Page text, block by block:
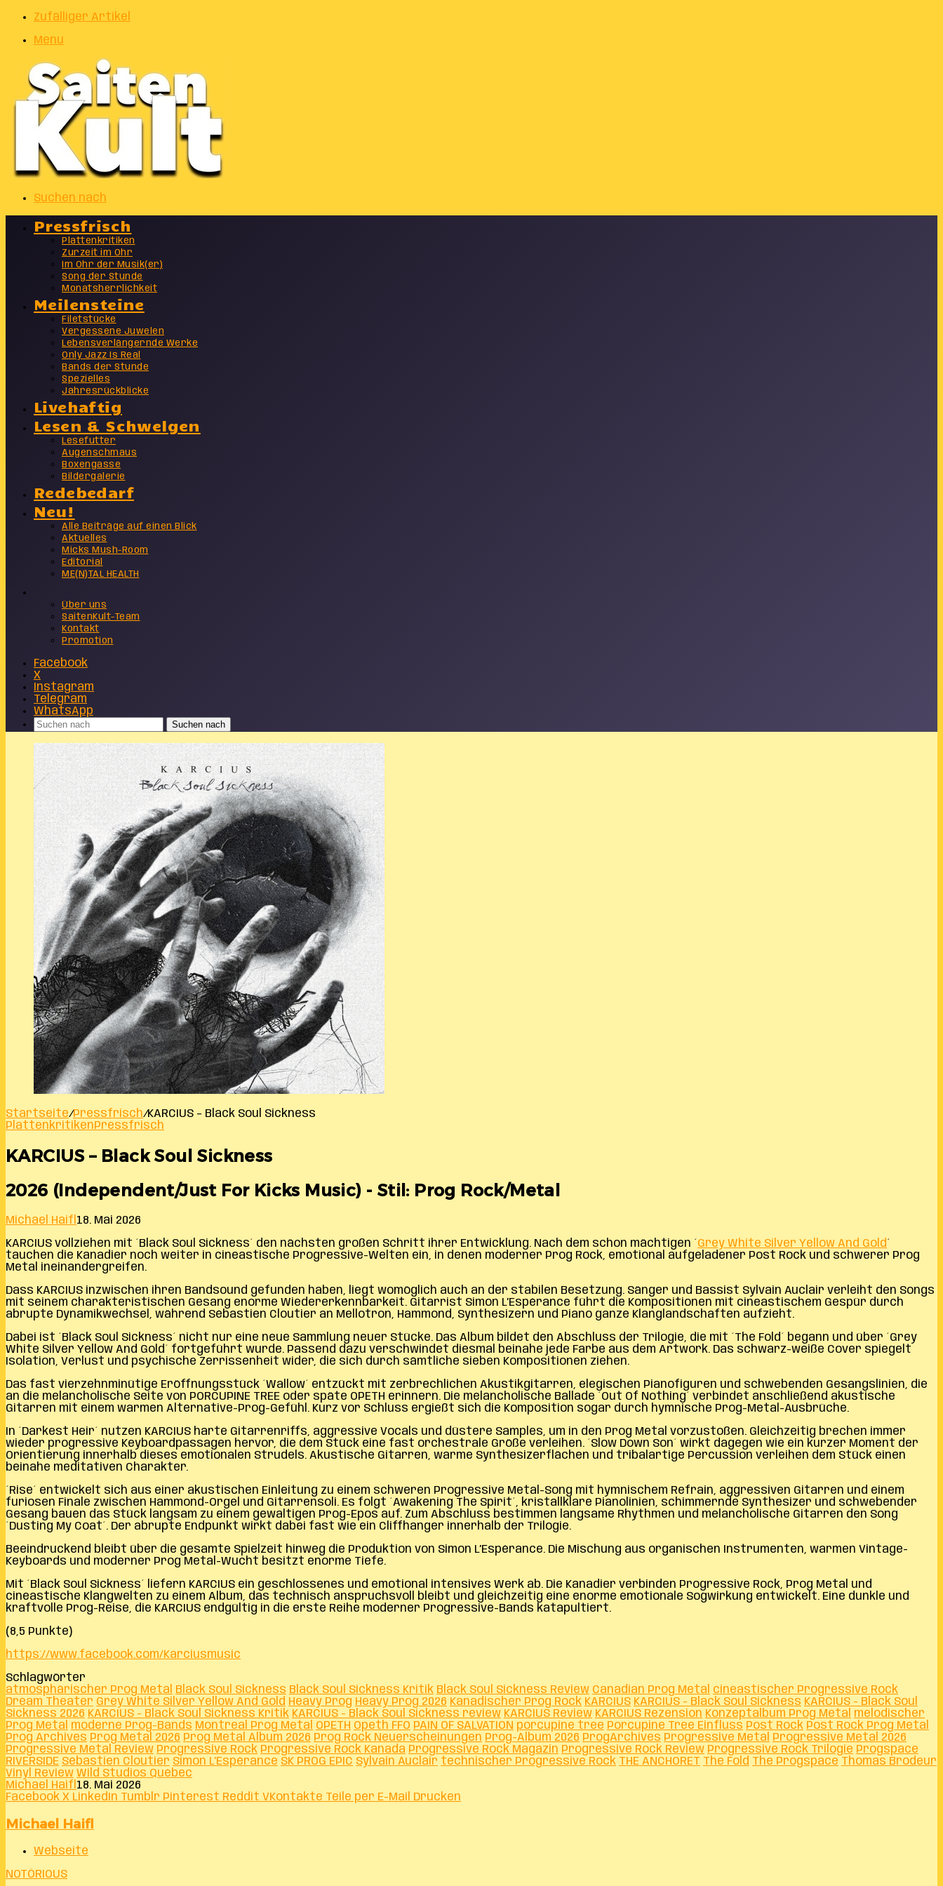
Zufälliger Artikel
Menu
Suchen nach
Pressfrisch
Plattenkritiken
Zurzeit im Ohr
Im Ohr der Musik(er)
Song der Stunde
Monatsherrlichkeit
Meilensteine
Filetstücke
Vergessene Juwelen
Lebensverlängernde Werke
Only Jazz Is Real
Bands der Stunde
Spezielles
Jahresrückblicke
Livehaftig
Lesen & Schwelgen
Lesefutter
Augenschmaus
Boxengasse
Bildergalerie
Redebedarf
Neu!
Alle Beiträge auf einen Blick
Aktuelles
Micks Mush-Room
Editorial
ME(N)TAL HEALTH
Über uns
SaitenKult-Team
Kontakt
Promotion
Facebook
X
Instagram
Telegram
WhatsApp
Suchen nach
Startseite/Pressfrisch/KARCIUS – Black Soul Sickness
PlattenkritikenPressfrisch
KARCIUS – Black Soul Sickness
2026 (Independent/Just For Kicks Music) - Stil: Prog Rock/Metal
Michael Haifl 18. Mai 2026
KARCIUS vollziehen mit ´Black Soul Sickness´ den nächsten großen Schritt ihrer Entwicklung. Nach dem schon mächtigen ´Grey White Silver Yellow And Gold´
tauchen die Kanadier noch weiter in cineastische Progressive-Welten ein, in denen moderner Prog Rock, emotional aufgeladener Post Rock und schwerer Prog
Metal ineinandergreifen.
Dass KARCIUS inzwischen ihren Bandsound gefunden haben, liegt womöglich auch an der stabilen Besetzung. Sänger und Bassist Sylvain Auclair verleiht den Songs
mit seinem charakteristischen Gesang enorme Wiedererkennbarkeit. Gitarrist Simon L’Espérance führt die Kompositionen mit cineastischem Gespür durch
abrupte Dynamikwechsel, während Sébastien Cloutier an Mellotron, Hammond, Synthesizern und Piano ganze Klanglandschaften aufzieht.
Dabei ist ´Black Soul Sickness´ nicht nur eine neue Sammlung neuer Stücke. Das Album bildet den Abschluss der Trilogie, die mit ´The Fold´ begann und über ´Grey
White Silver Yellow And Gold´ fortgeführt wurde. Passend dazu verschwindet diesmal beinahe jede Farbe aus dem Artwork. Das schwarz-weiße Cover spiegelt
Isolation, Verlust und psychische Zerrissenheit wider, die sich durch sämtliche sieben Kompositionen ziehen.
Das fast vierzehnminütige Eröffnungsstück ´Wallow´ entzückt mit zerbrechlichen Akustikgitarren, elegischen Pianofiguren und schwebenden Gesangslinien, die
an die melancholische Seite von PORCUPINE TREE oder späte OPETH erinnern. Die melancholische Ballade ´Out Of Nothing´ verbindet anschließend akustische
Gitarren mit einem warmen Alternative-Prog-Gefühl. Kurz vor Schluss ergießt sich die Komposition sogar durch hymnische Prog-Metal-Ausbrüche.
In ´Darkest Heir´ nutzen KARCIUS harte Gitarrenriffs, aggressive Vocals und düstere Samples, um in den Prog Metal vorzustoßen. Gleichzeitig brechen immer
wieder progressive Keyboardpassagen hervor, die dem Stück eine fast orchestrale Größe verleihen. ´Slow Down Son´ wirkt dagegen wie ein kurzer Moment der
Orientierung innerhalb dieses emotionalen Strudels. Akustische Gitarren, warme Synthesizerflächen und tribalartige Percussion verleihen dem Stück einen
beinahe meditativen Charakter.
´Rise´ entwickelt sich aus einer akustischen Einleitung zu einem schweren Progressive Metal-Song mit hymnischem Refrain, aggressiven Gitarren und einem
furiosen Finale zwischen Hammond-Orgel und Gitarrensoli. Es folgt ´Awakening The Spirit´, kristallklare Pianolinien, schimmernde Synthesizer und schwebender
Gesang bauen das Stück langsam zu einem gewaltigen Prog-Epos auf. Zum Abschluss bestimmen langsame Rhythmen und melancholische Gitarren den Song
´Dusting My Coat´. Der abrupte Endpunkt wirkt dabei fast wie ein Cliffhanger innerhalb der Trilogie.
Beeindruckend bleibt über die gesamte Spielzeit hinweg die Produktion von Simon L’Espérance. Die Mischung aus organischen Instrumenten, warmen Vintage-
Keyboards und moderner Prog Metal-Wucht besitzt enorme Tiefe.
Mit ´Black Soul Sickness´ liefern KARCIUS ein geschlossenes und emotional intensives Werk ab. Die Kanadier verbinden Progressive Rock, Prog Metal und
cineastische Klangwelten zu einem Album, das technisch anspruchsvoll bleibt und gleichzeitig eine enorme emotionale Sogwirkung entwickelt. Eine dunkle und
kraftvolle Prog-Reise, die KARCIUS endgültig in die erste Reihe moderner Progressive-Bands katapultiert.
(8,5 Punkte)
https://www.facebook.com/Karciusmusic
Schlagwörter
atmosphärischer Prog Metal
Black Soul Sickness Black Soul Sickness Kritik Black Soul Sickness Review Canadian Prog Metal cineastischer Progressive Rock
Dream Theater Grey White Silver Yellow And Gold Heavy Prog Heavy Prog 2026 Kanadischer Prog Rock KARCIUS KARCIUS - Black Soul Sickness KARCIUS - Black Soul
Sickness 2026 KARCIUS - Black Soul Sickness Kritik KARCIUS - Black Soul Sickness review KARCIUS Review KARCIUS Rezension Konzeptalbum Prog Metal melodischer
Prog Metal moderne Prog-Bands Montreal Prog Metal OPETH Opeth FFO PAIN OF SALVATION porcupine tree Porcupine Tree Einfluss Post Rock Post Rock Prog Metal
Prog Archives Prog Metal 2026 Prog Metal Album 2026 Prog Rock Neuerscheinungen Prog-Album 2026 ProgArchives Progressive Metal
Progressive Metal 2026
Progressive Metal Review Progressive Rock Progressive Rock Kanada Progressive Rock Magazin Progressive Rock Review Progressive Rock Trilogie Progspace
RIVERSIDE Sébastien Cloutier Simon L’Espérance SK PROG EPIC Sylvain Auclair technischer Progressive Rock THE ANCHORET The Fold The Progspace Thomas Brodeur
Vinyl Review Wild Studios Québec
Michael Haifl 18. Mai 2026
Facebook X LinkedIn Tumblr Pinterest Reddit VKontakte Teile per E-Mail Drucken
Michael Haifl
Webseite
NOTÖRIOUS